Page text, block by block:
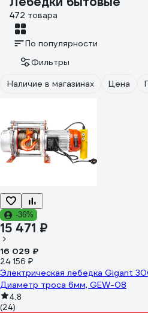
472 товара
По популярности
Фильтры
Наличие в магазинах
Цена
-36%
15 471 ₽
16 029 ₽
24 156 ₽
Электрическая лебедка Gigant
Диаметр троса 6мм, GEW-08
4.8
(24)